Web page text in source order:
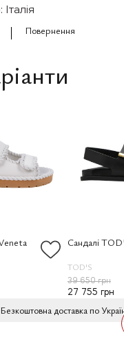
Повернення
Сандалі
TOD'S
39 650 грн
27 755 грн
Безкоштовна доставка по